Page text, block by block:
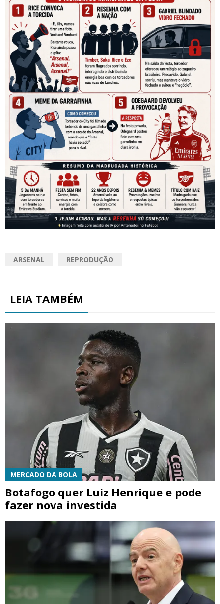
ARSENAL REPRODUÇÃO
LEIA TAMBÉM
MERCADO DA BOLA
Botafogo quer Luiz Henrique e pode
fazer nova investida